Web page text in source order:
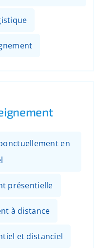
en
présentielle
à distance
et distanciel